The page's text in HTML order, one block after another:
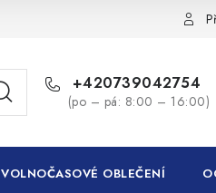
+420739042754
(po – pá: 8:00 – 16:00)
VOLNOČASOVÉ OBLEČENÍ